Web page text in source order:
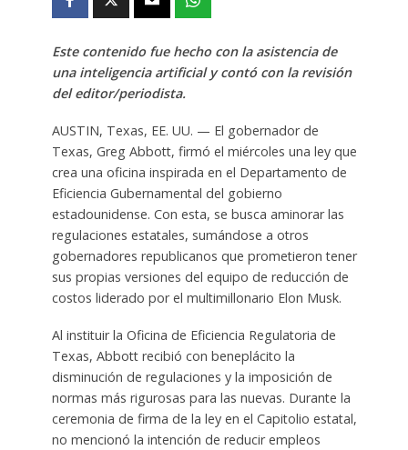
Este contenido fue hecho con la asistencia de
una inteligencia artificial y contó con la revisión
del editor/periodista.
AUSTIN, Texas, EE. UU. — El gobernador de
Texas, Greg Abbott, firmó el miércoles una ley que
crea una oficina inspirada en el Departamento de
Eficiencia Gubernamental del gobierno
estadounidense. Con esta, se busca aminorar las
regulaciones estatales, sumándose a otros
gobernadores republicanos que prometieron tener
sus propias versiones del equipo de reducción de
costos liderado por el multimillonario Elon Musk.
Al instituir la Oficina de Eficiencia Regulatoria de
Texas, Abbott recibió con beneplácito la
disminución de regulaciones y la imposición de
normas más rigurosas para las nuevas. Durante la
ceremonia de firma de la ley en el Capitolio estatal,
no mencionó la intención de reducir empleos